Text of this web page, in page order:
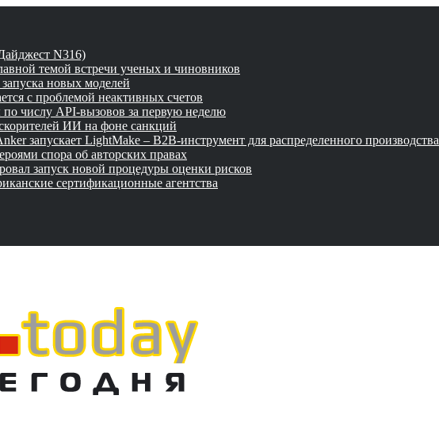
N316)
темой встречи ученых и чиновников
новых моделей
с проблемой неактивных счетов
числу API-вызовов за первую неделю
ИИ на фоне санкций
запускает LightMake – B2B-инструмент для распределенного производства
спора об авторских правах
запуск новой процедуры оценки рисков
сертификационные агентства